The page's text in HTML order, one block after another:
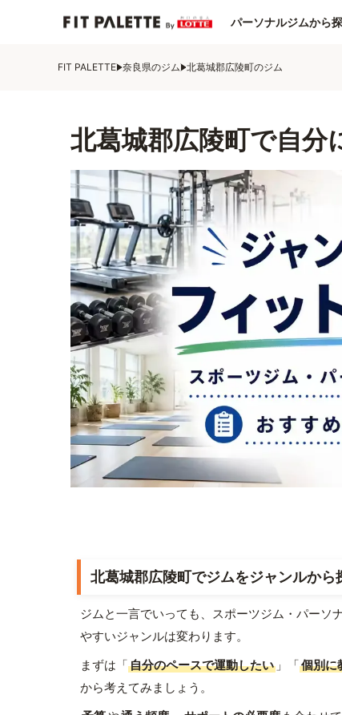
パーソナルジムから
FIT PALETTE 奈良県のジム 北葛城郡広陵町のジム
北葛城郡広陵町で自分
北葛城郡広陵町でジムをジャンルから
ジムと一言でいっても、スポーツジム・パーソ
やすいジャンルは変わります。
まずは「自分のペースで運動したい 」「個別に
から考えてみましょう。